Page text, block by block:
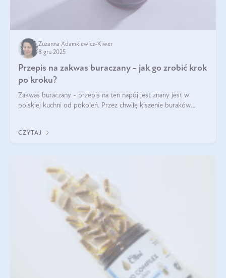
Zuzanna Adamkiewicz-Kiwer
8 gru 2025
Przepis na zakwas buraczany - jak go zrobić krok
po kroku?
Zakwas buraczany - przepis na ten napój jest znany jest w
polskiej kuchni od pokoleń. Przez chwilę kiszenie buraków
CZYTAJ